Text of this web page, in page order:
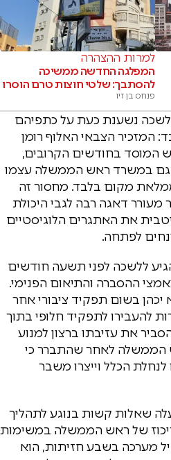
למרות ההצהרה
המפלגה החדשה ממשיכה
להסתבך: שלטי חוצות טרם הוסרו
פנחס בן זיו
נשענת כעת על כתפיהם
המזכיר הצבאי האלוף רומן
המוסד בחודשים הקרובים,
גם במשרד ראש הממשלה עצמו
מקום בלבד. מחסור זה
מעורר דאגה רבה לגבי היכולת
את האתגרים הלוגיסטיים
לפתחה.
ללשכה לפני תשעה חודשים
ההסברה והתיאום הפנימי.
יכהן בשום תפקיד ציבורי אחר
להעבירו לתפקיד חלופי בתוך
את עזיבתו ברצון למנוע
הממשלה לאחר שהתברר כי
הכלל וייצרו משבר
שאלות קשות בנוגע לתהליך
של ראש הממשלה במשימות
מערכה בשבע חזיתות, הוא